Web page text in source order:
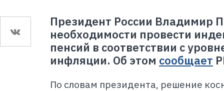
Президент России Владимир
необходимости провести
пенсий в соответствии с
инфляции. Об этом сообщает
По словам президента, решение